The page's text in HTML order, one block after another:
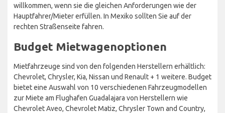
willkommen, wenn sie die gleichen Anforderungen wie der
Hauptfahrer/Mieter erfüllen. In Mexiko sollten Sie auf der
rechten Straßenseite fahren.
Budget Mietwagenoptionen
Mietfahrzeuge sind von den folgenden Herstellern erhältlich:
Chevrolet, Chrysler, Kia, Nissan und Renault + 1 weitere. Budget
bietet eine Auswahl von 10 verschiedenen Fahrzeugmodellen
zur Miete am Flughafen Guadalajara von Herstellern wie
Chevrolet Aveo, Chevrolet Matiz, Chrysler Town and Country,